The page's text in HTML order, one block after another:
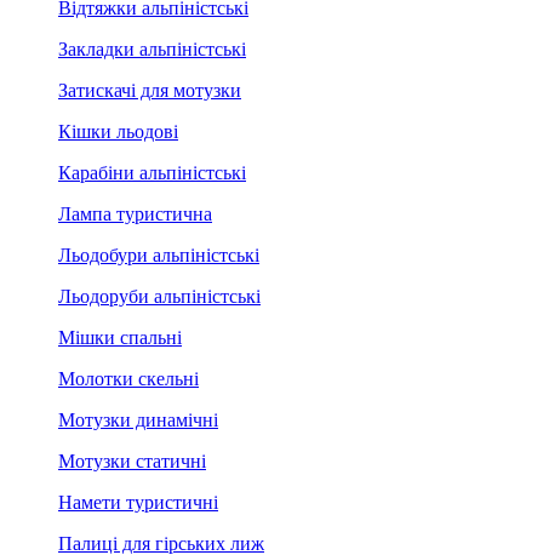
Відтяжки альпіністські
Закладки альпіністські
Затискачі для мотузки
Кішки льодові
Карабіни альпіністські
Лампа туристична
Льодобури альпіністські
Льодоруби альпіністські
Мішки спальні
Молотки скельні
Мотузки динамічні
Мотузки статичні
Намети туристичні
Палиці для гірських лиж